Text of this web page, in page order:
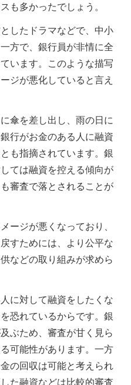
も多かったでしょう。
したドラマなどで、中小
方で、銀行員が非情に全
います。このような描写
ジが悪化していると言え
傘を差し出し、雨の日に
行がお金のある人に融資
も指摘されています。銀
ては融資を控える傾向が
審査で落とされることが
ージが悪くなっており、
すためには、より公平な
などの取り組みが求めら
に対して融資をしたくな
恐れているからです。銀
ぶため、審査が甘く見ら
可能性があります。一方
の回収は可能と考えられ
た融資などは比較的審査